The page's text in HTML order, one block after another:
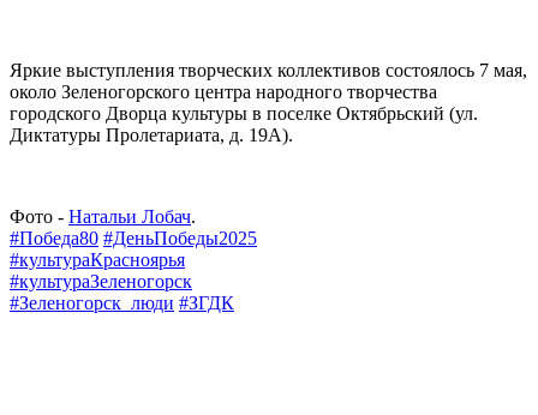
Яркие выступления творческих коллективов состоялось 7 мая,
около Зеленогорского центра народного творчества
городского Дворца культуры в поселке Октябрьский (ул.
Диктатуры Пролетариата, д. 19А).
Фото - Натальи Лобач.
#Победа80 #ДеньПобеды2025
#культураКрасноярья
#культураЗеленогорск
#Зеленогорск_люди #ЗГДК